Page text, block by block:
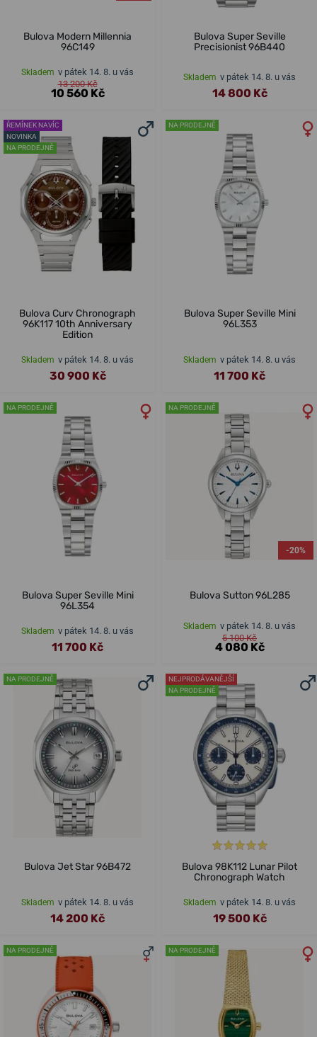
Bulova Modern Millennia
96C149
Skladem v pátek 14. 8. u vás
13 200 Kč
10 560 Kč
Bulova Super Seville
Precisionist 96B440
Skladem v pátek 14. 8. u vás
14 800 Kč
ŘEMÍNEK NAVÍC
NOVINKA
NA PRODEJNĚ
Bulova Curv Chronograph
96K117 10th Anniversary
Edition
Skladem v pátek 14. 8. u vás
30 900 Kč
NA PRODEJNĚ
Bulova Super Seville Mini
96L353
Skladem v pátek 14. 8. u vás
11 700 Kč
NA PRODEJNĚ
Bulova Super Seville Mini
96L354
Skladem v pátek 14. 8. u vás
11 700 Kč
NA PRODEJNĚ
-20%
Bulova Sutton 96L285
Skladem v pátek 14. 8. u vás
5 100 Kč
4 080 Kč
NA PRODEJNĚ
Bulova Jet Star 96B472
Skladem v pátek 14. 8. u vás
14 200 Kč
NEJPRODÁVANĚJŠÍ
NA PRODEJNĚ
Bulova 98K112 Lunar Pilot
Chronograph Watch
Skladem v pátek 14. 8. u vás
19 500 Kč
NA PRODEJNĚ NA PRODEJNĚ